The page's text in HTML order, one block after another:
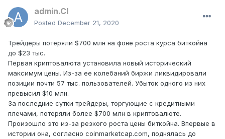
admin.CI
Posted December 21, 2020
Трейдеры потеряли $700 млн на фоне роста курса биткойна
до $23 тыс.
Первая криптовалюта установила новый исторический
максимум цены. Из-за ее колебаний биржи ликвидировали
позиции почти 57 тыс. пользователей. Убыток одного из них
превысил $10 млн.
За последние сутки трейдеры, торгующие с кредитными
плечами, потеряли более $700 млн в криптовалюте.
Произошло это из-за резкого роста цены биткойна. Впервые в
истории она, согласно coinmarketcap.com, поднялась до